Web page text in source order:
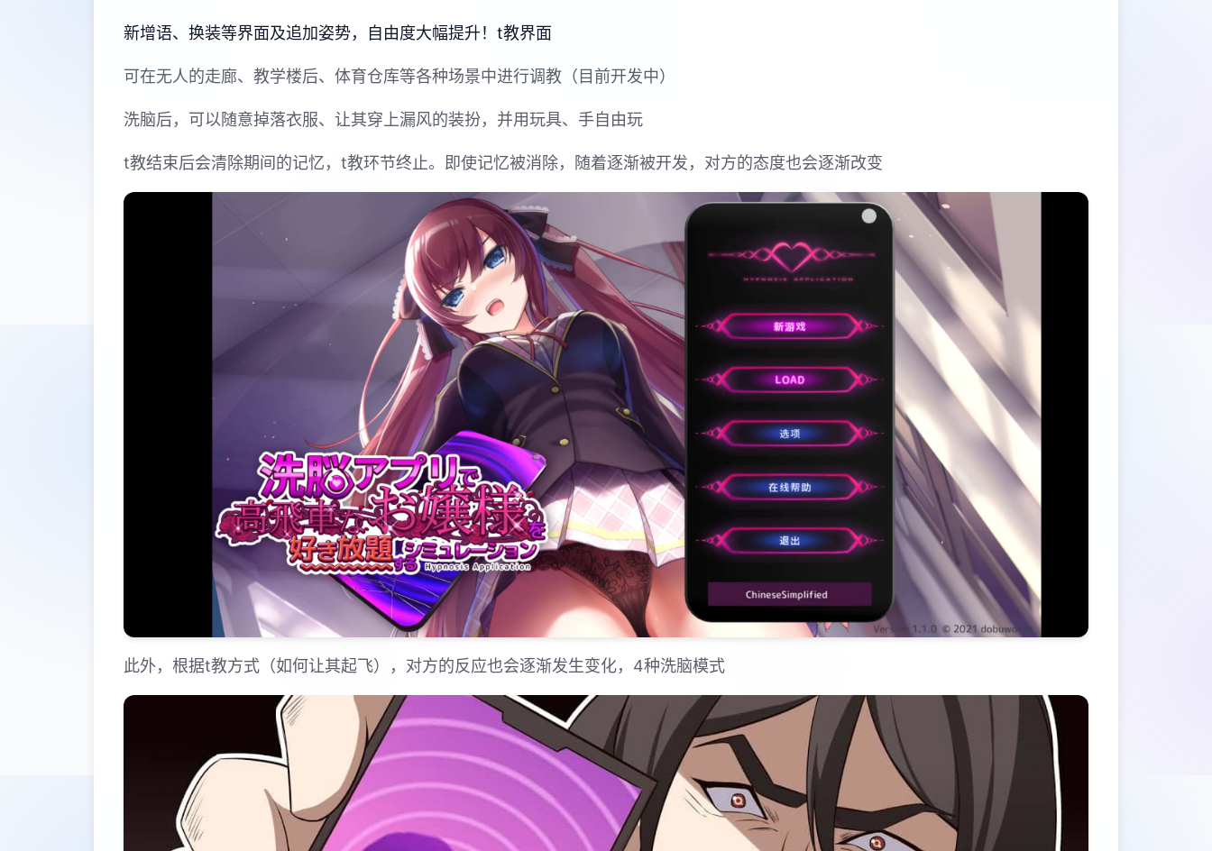
新增语、换装等界面及追加姿势，自由度大幅提升！t教界面
可在无人的走廊、教学楼后、体育仓库等各种场景中进行调教（目前开发中）
洗脑后，可以随意掉落衣服、让其穿上漏风的装扮，并用玩具、手自由玩
t教结束后会清除期间的记忆，t教环节终止。即使记忆被消除，随着逐渐被开发，对方的态度也会逐渐改变
此外，根据t教方式（如何让其起飞），对方的反应也会逐渐发生变化，4种洗脑模式